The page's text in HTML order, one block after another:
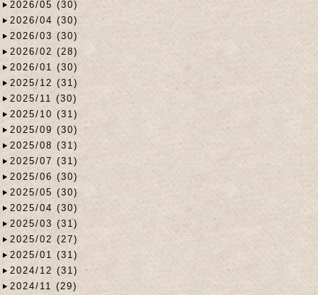
2026/05 (30)
2026/04 (30)
2026/03 (30)
2026/02 (28)
2026/01 (30)
2025/12 (31)
2025/11 (30)
2025/10 (31)
2025/09 (30)
2025/08 (31)
2025/07 (31)
2025/06 (30)
2025/05 (30)
2025/04 (30)
2025/03 (31)
2025/02 (27)
2025/01 (31)
2024/12 (31)
2024/11 (29)